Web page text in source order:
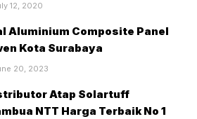
12, 2020
Aluminium Composite Panel
Kota Surabaya
20, 2023
Atap Solartuff
NTT Harga Terbaik No 1